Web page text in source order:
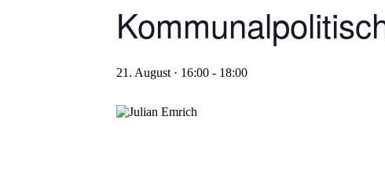
21. August · 16:00 - 18:00